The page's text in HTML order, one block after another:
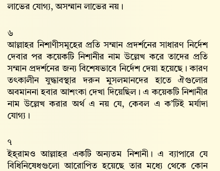
লাভের যোগ্য, অসম্মান লাভের নয়।
৬
আল্লাহর নিশাণীসমূহের প্রতি সম্মান প্রদর্শনের সাধারণ নির্দেশ
দেবার পর কয়েকটি নিশানীর নাম উল্লেখ করে তাদের প্রতি
সম্মান প্রদর্শনের জন্য বিশেষভাবে নির্দেশ দেয়া হয়েছে। কারণ
তৎকালীন যুদ্ধাবস্থার দরুন মুসলমানদের হাতে ঐগুলোর
অবমাননা হবার আশংকা দেখা দিয়েছিল। এ কয়েকটি নিশানীর
নাম উল্লেখ করার অর্থ এ নয় যে, কেবল এ ক’টিই মর্যাদা
যোগ্য।
৭
ইহ্‌রামও আল্লাহর একটি অন্যতম নিশানী। এ ব্যাপারে যে
বিধিনিষেধগুলো আরোপিত হয়েছে তার মধ্যে থেকে কোন